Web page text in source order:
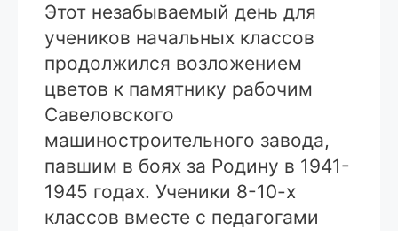
Этот незабываемый день для
учеников начальных классов
продолжился возложением
цветов к памятнику рабочим
Савеловского
машиностроительного завода,
павшим в боях за Родину в 1941-
1945 годах. Ученики 8-10-х
классов вместе с педагогами